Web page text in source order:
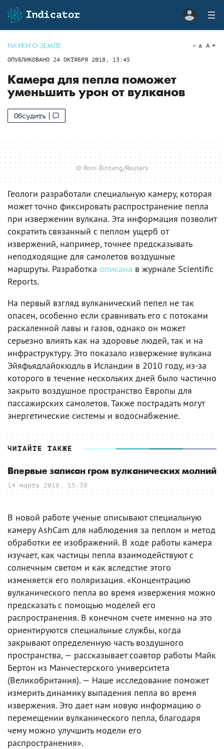
НАУКИ О ЗЕМЛЕ
ОПУБЛИКОВАНО 24 ОКТЯБРЯ 2018, 13:45
a A
Камера для пепла поможет
уменьшить урон от вулканов
Обсудить
© Roni Bintang/Reuters
Геологи разработали специальную камеру, которая
может точно фиксировать распространение пепла
при извержении вулкана. Эта информация позволит
сократить связанный с пеплом ущерб от
извержений, например, точнее предсказывать
неподходящие для самолетов воздушные
маршруты. Разработка описана в журнале Scientific
Reports.
На первый взгляд вулканический пепел не так
опасен, особенно если сравнивать его с потоками
раскаленной лавы и газов, однако он может
серьезно влиять как на здоровье людей, так и на
инфраструктуру. Это показало извержение вулкана
Эйяфьядлайокюдль в Исландии в 2010 году, из-за
которого в течение нескольких дней было частично
закрыто воздушное пространство Европы для
пассажирских самолетов. Также пострадать могут
энергетические системы и водоснабжение.
ЧИТАЙТЕ ТАКЖЕ
Впервые записан гром вулканических молний
14 марта 2018, 15:38
В новой работе ученые описывают специальную
камеру AshCam для наблюдения за пеплом и метод
обработки ее изображений. В ходе работы камера
изучает, как частицы пепла взаимодействуют с
солнечным светом и как вследстие этого
изменяется его поляризация. «Концентрацию
вулканического пепла во время извержения можно
предсказать с помощью моделей его
распространения. В конечном счете именно на это
ориентируются специальные службы, когда
закрывают определенную часть воздушного
пространства, — рассказывает соавтор работы Майк
Бертон из Манчестерского университета
(Великобритания). — Наше исследование поможет
измерить динамику выпадения пепла во время
извержения. Это дает нам новую информацию о
перемещении вулканического пепла, благодаря
чему можно улучшить модели его
распространения».